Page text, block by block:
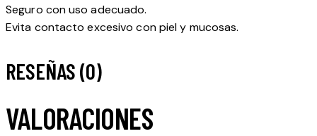
Seguro con uso adecuado.
Evita contacto excesivo con piel y mucosas.
RESEÑAS (0)
VALORACIONES